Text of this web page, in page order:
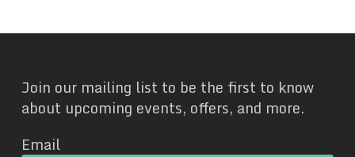
Join our mailing list to be the first to know
about upcoming events, offers, and more.
Email